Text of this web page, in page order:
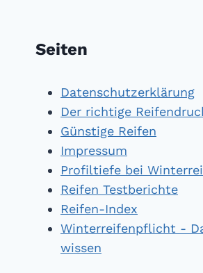
Seiten
Datenschutzerklärung
Der richtige
Günstige Reifen
Impressum
Profiltiefe bei
Reifen Testberichte
Reifen-Index
Winterreifenpflicht -
wissen